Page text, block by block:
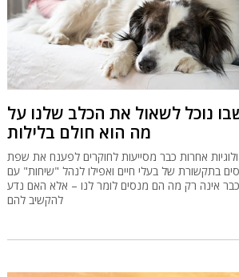
נוכל לשאול את הכלב שלנו על
מה הוא חולם בלילות
אחרות כבר מסייעות לחוקרים לפענח את שפת
בתקשורת של בעלי חיים ואפילו לנהל "שיחות" עם
אינה רק מה הם מנסים לומר לנו – אלא האם נדע
להקשיב להם